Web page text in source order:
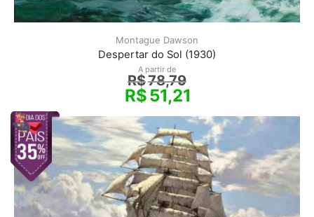
Montague Dawson
Despertar do Sol (1930)
A partir de
R$78,79
R$51,21